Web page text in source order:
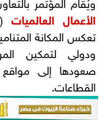
الأعمال العالميات
تعكس المكانة
ودولي لتمكين
صعودها إلى
القطاعات.